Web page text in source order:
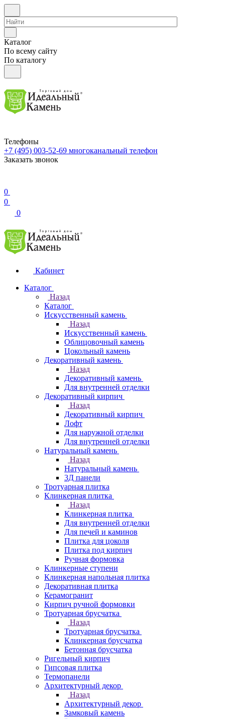
Каталог
По всему сайту
По каталогу
Телефоны
+7 (495) 003-52-69 многоканальный телефон
Заказать звонок
0
0
0
Кабинет
Каталог
Назад
Каталог
Искусственный камень
Назад
Искусственный камень
Облицовочный камень
Цокольный камень
Декоративный камень
Назад
Декоративный камень
Для внутренней отделки
Декоративный кирпич
Назад
Декоративный кирпич
Лофт
Для наружной отделки
Для внутренней отделки
Натуральный камень
Назад
Натуральный камень
3Д панели
Тротуарная плитка
Клинкерная плитка
Назад
Клинкерная плитка
Для внутренней отделки
Для печей и каминов
Плитка для цоколя
Плитка под кирпич
Ручная формовка
Клинкерные ступени
Клинкерная напольная плитка
Декоративная плитка
Керамогранит
Кирпич ручной формовки
Тротуарная брусчатка
Назад
Тротуарная брусчатка
Клинкерная брусчатка
Бетонная брусчатка
Ригельный кирпич
Гипсовая плитка
Термопанели
Архитектурный декор
Назад
Архитектурный декор
Замковый камень